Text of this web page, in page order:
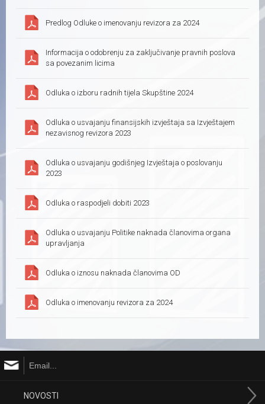
Predlog Odluke o imenovanju revizora za 2024
Informacija o odobrenju za zaključivanje pravnih poslova
sa povezanim licima
Odluka o izboru radnih tijela Skupštine 2024
Odluka o usvajanju finansijskih izvještaja sa Izvještajem
nezavisnog revizora 2023
Odluka o usvajanju godišnjeg Izvještaja o poslovanju
2023
Odluka o raspodjeli dobiti 2023
Odluka o usvajanju Politike naknada članovima organa
upravljanja
Odluka o iznosu naknada članovima OD
Odluka o imenovanju revizora za 2024
NOVOSTI